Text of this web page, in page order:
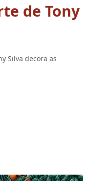
de Tony
Silva decora as